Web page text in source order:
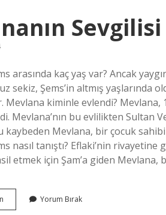
arasında kaç yaş var? Ancak
sekiz, Şems’in altmış yaşlarında
kiminle evlendi? Mevlana,
Mevlana’nın bu evlilikten Sultan
kaybeden Mevlana, bir çocuk
nasıl tanıştı? Eflaki’nin
etmek için Şam’a giden Mevlana,
Mevlananın
Sevgilisi
Yorum Bırak